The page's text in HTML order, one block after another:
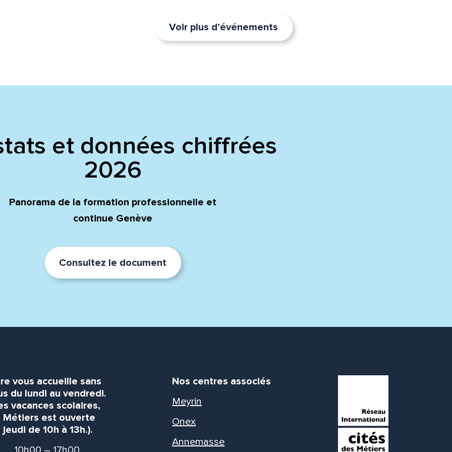
Voir plus d’événements
et données chiffrées
2026
Panorama de la formation professionnelle et
continue Genève
Consultez le document
vous accueille sans
du lundi au vendredi.
vacances scolaires,
Métiers est ouverte
de 10h à 13h.).
Nos centres associés
Meyrin
Onex
Annemasse